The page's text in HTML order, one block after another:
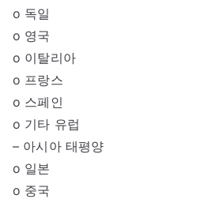
o 독일
o 영국
o 이탈리아
o 프랑스
o 스페인
o 기타 유럽
– 아시아 태평양
o 일본
o 중국